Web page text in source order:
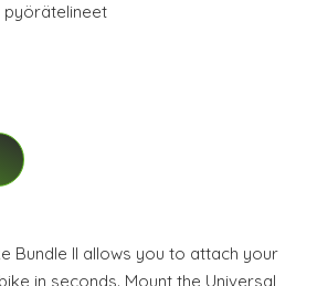
pyörätelineet
Bundle II allows you to attach your
in seconds. Mount the Universal